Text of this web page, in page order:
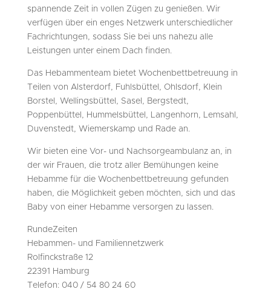
spannende Zeit in vollen Zügen zu genießen. Wir
verfügen über ein enges Netzwerk unterschiedlicher
Fachrichtungen, sodass Sie bei uns nahezu alle
Leistungen unter einem Dach finden.
Das Hebammenteam bietet Wochenbettbetreuung in
Teilen von Alsterdorf, Fuhlsbüttel, Ohlsdorf, Klein
Borstel, Wellingsbüttel, Sasel, Bergstedt,
Poppenbüttel, Hummelsbüttel, Langenhorn, Lemsahl,
Duvenstedt, Wiemerskamp und Rade an.
Wir bieten eine Vor- und Nachsorgeambulanz an, in
der wir Frauen, die trotz aller Bemühungen keine
Hebamme für die Wochenbettbetreuung gefunden
haben, die Möglichkeit geben möchten, sich und das
Baby von einer Hebamme versorgen zu lassen.
RundeZeiten
Hebammen- und Familiennetzwerk
Rolfinckstraße 12
22391 Hamburg
Telefon: 040 / 54 80 24 60